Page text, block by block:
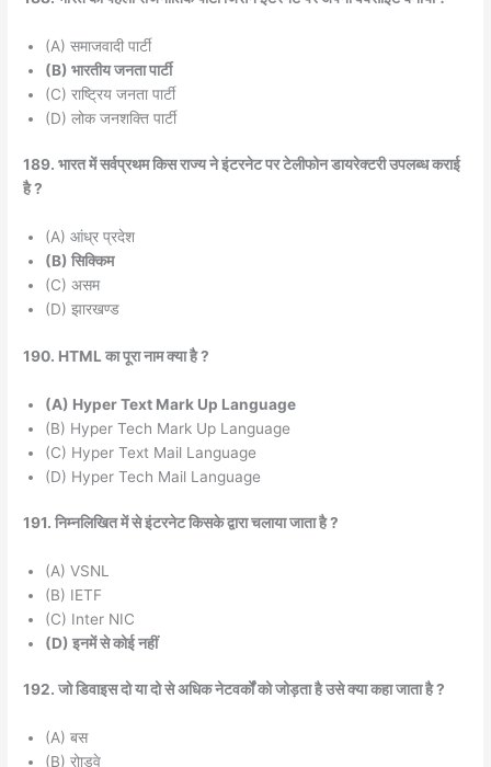
(A) समाजवादी पार्टी
(B) भारतीय जनता पार्टी
(C) राष्ट्रिय जनता पार्टी
(D) लोक जनशक्ति पार्टी
189. भारत में सर्वप्रथम किस राज्य ने इंटरनेट पर टेलीफोन डायरेक्टरी उपलब्ध कराई
है ?
(A) आंध्र प्रदेश
(B) सिक्किम
(C) असम
(D) झारखण्ड
190. HTML का पूरा नाम क्या है ?
(A) Hyper Text Mark Up Language
(B) Hyper Tech Mark Up Language
(C) Hyper Text Mail Language
(D) Hyper Tech Mail Language
191. निम्नलिखित में से इंटरनेट किसके द्वारा चलाया जाता है ?
(A) VSNL
(B) IETF
(C) Inter NIC
(D) इनमें से कोई नहीं
192. जो डिवाइस दो या दो से अधिक नेटवर्कों को जोड़ता है उसे क्या कहा जाता है ?
(A) बस
(B) रोाडवे